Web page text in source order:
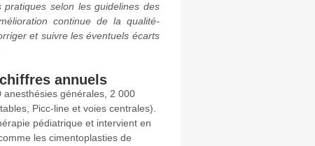
selon les guidelines des
continue de la qualité-
et suivre les éventuels écarts
annuels
anesthésies générales, 2 000
Picc-line et voies centrales).
pédiatrique et intervient en
les cimentoplasties de